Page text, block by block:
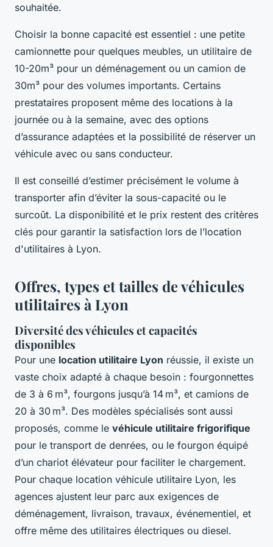
souhaitée.
Choisir la bonne capacité est essentiel : une petite
camionnette pour quelques meubles, un utilitaire de
10-20m³ pour un déménagement ou un camion de
30m³ pour des volumes importants. Certains
prestataires proposent même des locations à la
journée ou à la semaine, avec des options
d’assurance adaptées et la possibilité de réserver un
véhicule avec ou sans conducteur.
Il est conseillé d’estimer précisément le volume à
transporter afin d’éviter la sous-capacité ou le
surcoût. La disponibilité et le prix restent des critères
clés pour garantir la satisfaction lors de l’location
d'utilitaires à Lyon.
Offres, types et tailles de véhicules
utilitaires à Lyon
Diversité des véhicules et capacités
disponibles
Pour une location utilitaire Lyon réussie, il existe un
vaste choix adapté à chaque besoin : fourgonnettes
de 3 à 6 m³, fourgons jusqu’à 14 m³, et camions de
20 à 30 m³. Des modèles spécialisés sont aussi
proposés, comme le véhicule utilitaire frigorifique
pour le transport de denrées, ou le fourgon équipé
d’un chariot élévateur pour faciliter le chargement.
Pour chaque location véhicule utilitaire Lyon, les
agences ajustent leur parc aux exigences de
déménagement, livraison, travaux, événementiel, et
offre même des utilitaires électriques ou diesel.